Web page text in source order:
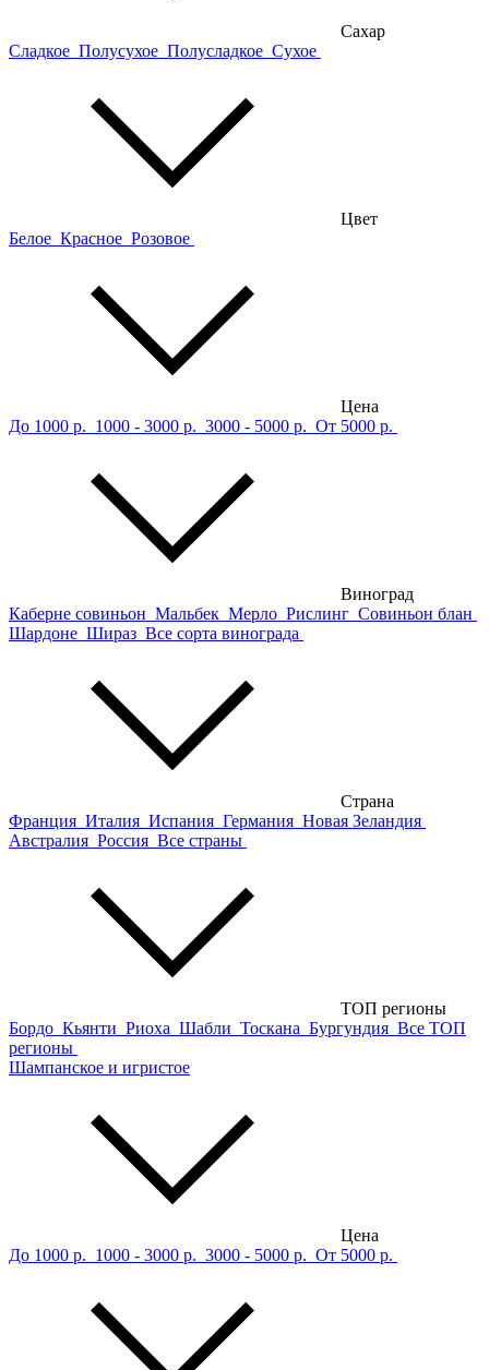
Сахар
Сладкое Полусухое Полусладкое Сухое
Цвет
Белое Красное Розовое
Цена
До 1000 р. 1000 - 3000 р. 3000 - 5000 р. От 5000 р.
Виноград
Каберне совиньон Мальбек Мерло Рислинг Совиньон блан
Шардоне Шираз Все сорта винограда
Страна
Франция Италия Испания Германия Новая Зеландия
Австралия Россия Все страны
ТОП регионы
Бордо Кьянти Риоха Шабли Тоскана Бургундия Все ТОП
регионы
Шампанское и игристое
Цена
До 1000 р. 1000 - 3000 р. 3000 - 5000 р. От 5000 р.